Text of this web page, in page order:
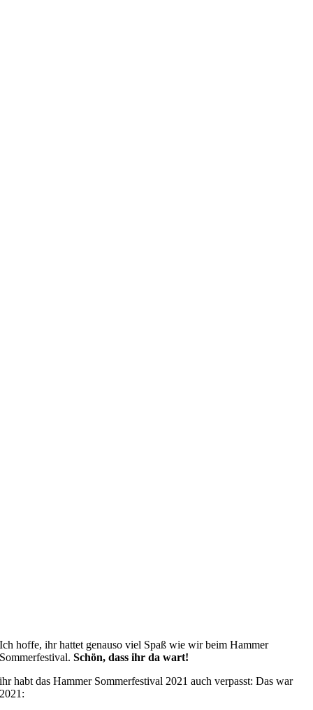
Ich hoffe, ihr hattet genauso viel Spaß wie wir beim Hammer
Sommerfestival.Schön, dass ihr da wart!
ihr habt das Hammer Sommerfestival 2021 auch verpasst: Das war
2021: